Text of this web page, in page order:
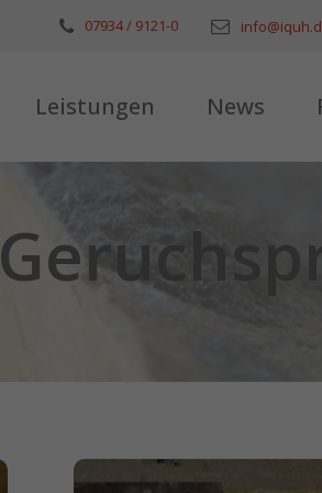
07934 / 9121-0
Leistungen News